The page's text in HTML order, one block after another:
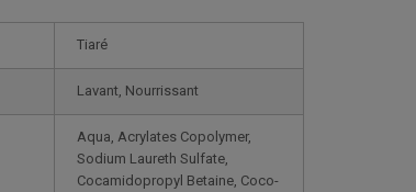
Tiaré
Lavant, Nourrissant
Aqua, Acrylates Copolymer,
Sodium Laureth Sulfate,
Cocamidopropyl Betaine, Coco-